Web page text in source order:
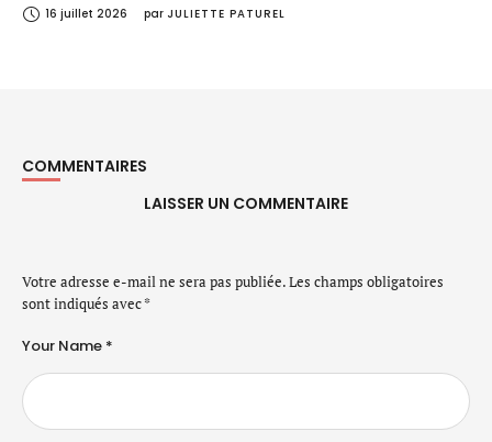
16 juillet 2026 par JULIETTE PATUREL
COMMENTAIRES
LAISSER UN COMMENTAIRE
Votre adresse e-mail ne sera pas publiée.Les champs obligatoires
sont indiqués avec*
Your Name *